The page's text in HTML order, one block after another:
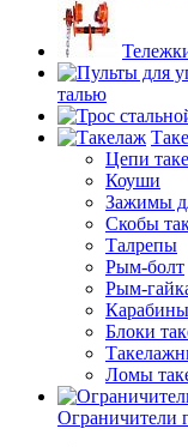
талью
Цепи
Коуши
Зажимы
Скобы
Талрепы
Рым-болт
Рым-
Блоки
Ломы
Ограничители